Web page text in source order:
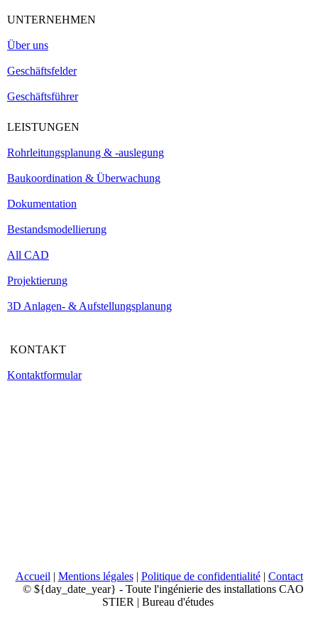
UNTERNEHMEN
Über uns
Geschäftsfelder
Geschäftsführer
LEISTUNGEN
Rohrleitungsplanung & -auslegung
Baukoordination & Überwachung
Dokumentation
Bestandsmodellierung
All CAD
Projektierung
3D Anlagen- & Aufstellungsplanung
KONTAKT
Kontaktformular
Accueil | Mentions légales| Politique de confidentialité| Contact
© ${day_date_year} - Toute l'ingénierie des installations CAO
STIER | Bureau d'études